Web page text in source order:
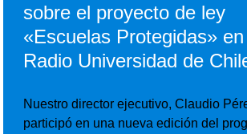
sobre el proyecto de ley
«Escuelas Protegidas» en
Radio Universidad de
Nuestro director ejecutivo, Claudio
participó en una nueva edición del